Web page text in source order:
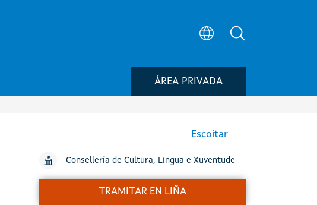
ÁREA PRIVADA
Escoitar
Consellería de Cultura, Lingua e Xuventude
TRAMITAR EN LIÑA